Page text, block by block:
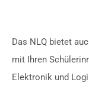
Das NLQ bietet
mit Ihren
Elektronik und